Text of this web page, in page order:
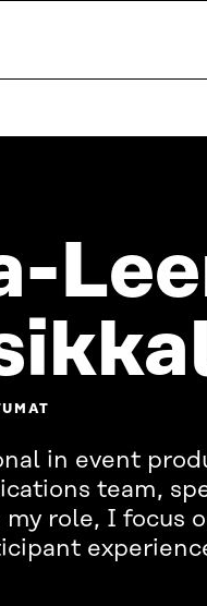
in event
team,
role, I focus